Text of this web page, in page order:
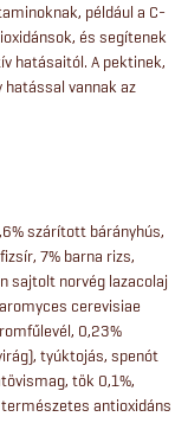
például a C-
és segítenek
hatásaitól. A pektinek,
vannak az
szárított bárányhús,
7% barna rizs,
sajtolt norvég lazacolaj
cerevisiae
0,23%
tyúktojás, spenót
tök 0,1%,
antioxidáns